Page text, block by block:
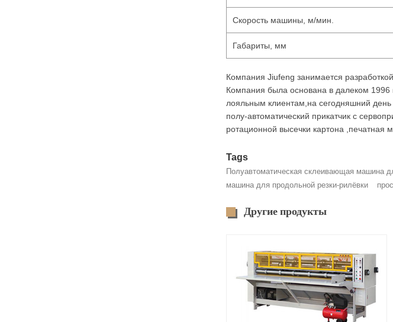
Скорость машины, м/мин.
Габариты, мм
Компания Jiufeng занимается
Компания была основана в далеком 1996
лояльным клиентам,на сегодняшний
полу-автоматический прикатчик с
ротационной высечки картона ,печатная
Tags
Полуавтоматическая склеивающая машина
машина для продольной резки-рилёвки
Другие продукты